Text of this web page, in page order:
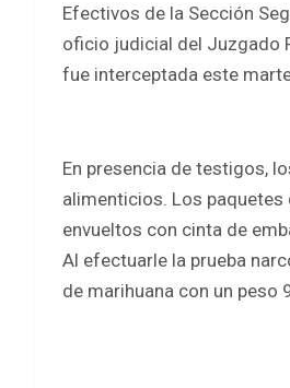
ce
b
k
tt
er
at
s
p
ar
e
Efectivos de la Sección
oficio judicial del Juzgado
fue interceptada este
En presencia de testigos,
alimenticios. Los paquetes
envueltos con cinta de
Al efectuarle la prueba
de marihuana con un peso